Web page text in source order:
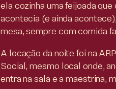
ela cozinha uma feijoada
acontecia (e ainda
mesa, sempre com comida
A locação da noite foi na
Social, mesmo local onde,
entra na sala e a maestrina,